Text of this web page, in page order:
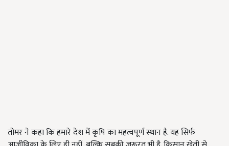
तोमर ने कहा कि हमारे देश में कृषि का महत्वपूर्ण स्थान है. यह सिर्फ